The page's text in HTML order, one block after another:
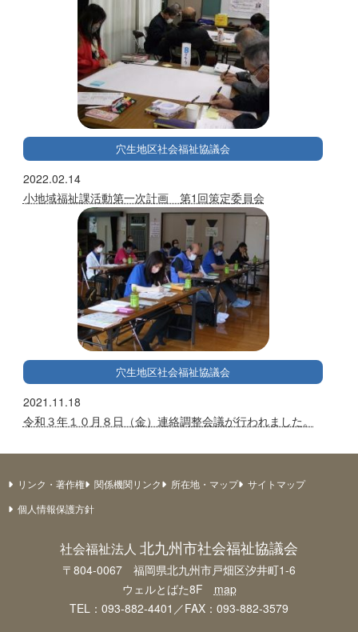
穴生地区社会福祉協議会
2022.02.14
小地域福祉課活動第一次計画 第1回策定委員会
穴生地区社会福祉協議会
2021.11.18
令和３年１０月８日（金）連絡調整会議が行われました。
リンク・著作権 関係機関リンク 所在地・マップ
サイトマップ
個人情報保護方針
社会福祉法人 北九州市社会福祉協議会
〒804-0067 福岡県北九州市戸畑区汐井町1-6
ウェルとばた8F map
TEL：093-882-4401／FAX：093-882-3579